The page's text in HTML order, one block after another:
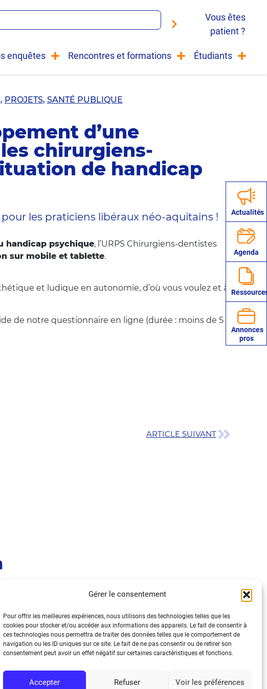
Gérer le consentement
Pour offrir les meilleures expériences, nous utilisons des technologies telles que les
cookies pour stocker et/ou accéder aux informations des appareils. Le fait de consentir à
ces technologies nous permettra de traiter des données telles que le comportement de
navigation ou les ID uniques sur ce site. Le fait de ne pas consentir ou de retirer son
consentement peut avoir un effet négatif sur certaines caractéristiques et fonctions.
Accepter Refuser Voir les préférences
Vous êtes
patient ?
enquêtes Rencontres et formations Étudiants
, PROJETS, SANTÉ PUBLIQUE
d’une
chirurgiens-
de handicap
les praticiens libéraux néo-aquitains !
handicap psychique, l’URPS Chirurgiens-dentistes
sur mobile et tablette.
et ludique en autonomie, d’où vous voulez et à
de notre questionnaire en ligne (durée : moins de 5
ARTICLE SUIVANT
Actualités
Agenda
Annonces
pros
Mentions légales
Politique de cookies (UE)
Accessibilité : Non conforme/Non audité